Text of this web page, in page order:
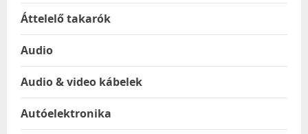
Áttelelő takarók
Audio
Audio & video kábelek
Autóelektronika